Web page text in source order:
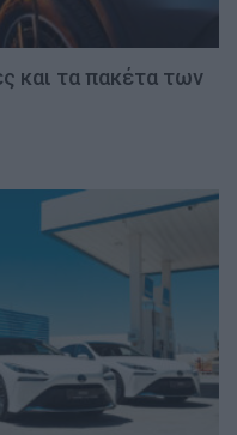
και τα πακέτα των